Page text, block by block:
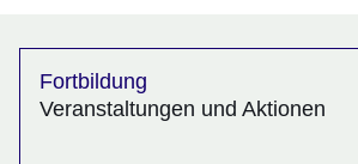
Fortbildung
Veranstaltungen und Aktionen